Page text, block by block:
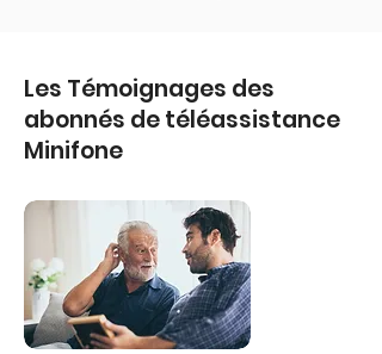
Les Témoignages des
abonnés de téléassistance
Minifone